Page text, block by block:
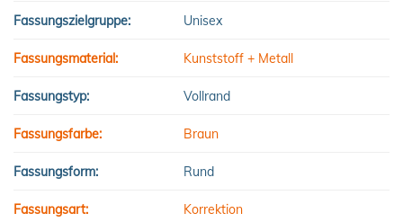
Fassungszielgruppe: Unisex
Fassungsmaterial: Kunststoff + Metall
Fassungstyp: Vollrand
Fassungsfarbe: Braun
Fassungsform: Rund
Fassungsart: Korrektion